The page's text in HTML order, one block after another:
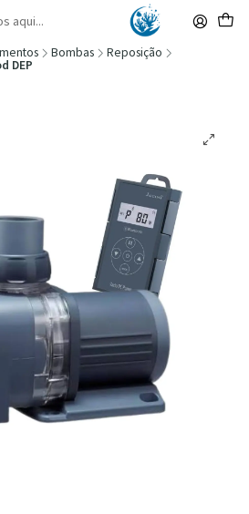
Grátis desde 149,90€ (Envio extresso: 14,90€)
Ler mais
Bombas
Reposição
DEP